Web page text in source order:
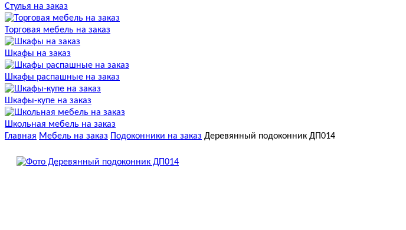
Стулья на заказ
Торговая мебель на заказ
Шкафы на заказ
Шкафы распашные на заказ
Шкафы-купе на заказ
Школьная мебель на заказ
Главная Мебель на заказ Подоконники на заказ Деревянный подоконник ДП014